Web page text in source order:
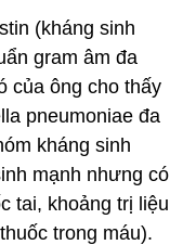
(kháng sinh
gram âm đa
của ông cho thấy
pneumoniae đa
kháng sinh
mạnh nhưng có
tai, khoảng trị liệu
trong máu).